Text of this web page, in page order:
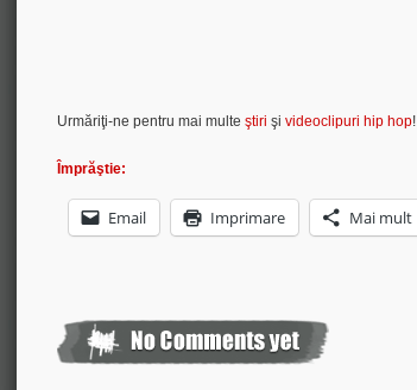
Urmăriţi-ne pentru mai multe ştiri şi videoclipuri hip hop!
Împrăştie:
Email Imprimare Mai mult